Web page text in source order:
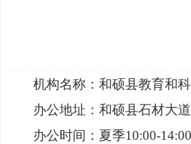
机构名称：和硕县教育和
办公地址：和硕县石材大道
办公时间 ： 夏季10:00-14:00